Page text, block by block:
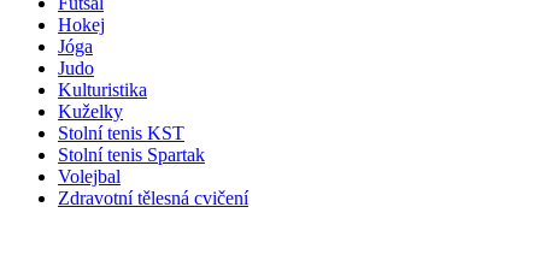
Hokej
Jóga
Judo
Kulturistika
Kuželky
Stolní tenis KST
Stolní tenis Spartak
Volejbal
Zdravotní tělesná cvičení